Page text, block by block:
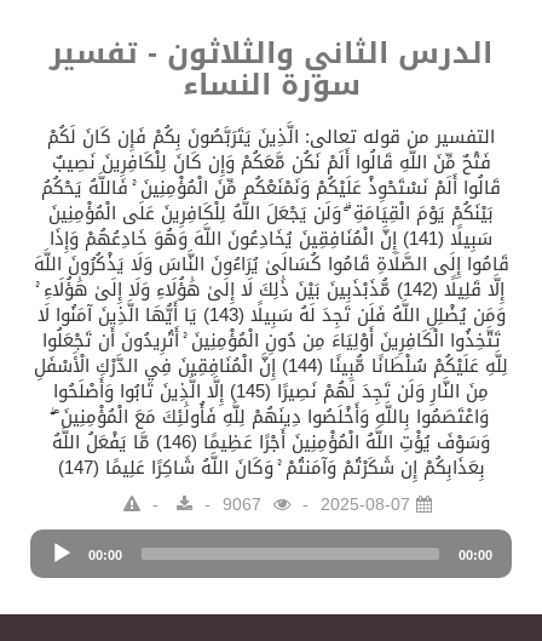
الدرس الثاني والثلاثون - تفسير
سورة النساء
التفسير من قوله تعالى: الَّذِينَ يَتَرَبَّصُونَ بِكُمْ فَإِن كَانَ لَكُمْ
فَتْحٌ مِّنَ اللَّهِ قَالُوا أَلَمْ نَكُن مَّعَكُمْ وَإِن كَانَ لِلْكَافِرِينَ نَصِيبٌ
قَالُوا أَلَمْ نَسْتَحْوِذْ عَلَيْكُمْ وَنَمْنَعْكُم مِّنَ الْمُؤْمِنِينَ ۚ فَاللَّهُ يَحْكُمُ
بَيْنَكُمْ يَوْمَ الْقِيَامَةِ ۗ وَلَن يَجْعَلَ اللَّهُ لِلْكَافِرِينَ عَلَى الْمُؤْمِنِينَ
سَبِيلًا (141) إِنَّ الْمُنَافِقِينَ يُخَادِعُونَ اللَّهَ وَهُوَ خَادِعُهُمْ وَإِذَا
قَامُوا إِلَى الصَّلَاةِ قَامُوا كُسَالَىٰ يُرَاءُونَ النَّاسَ وَلَا يَذْكُرُونَ اللَّهَ
إِلَّا قَلِيلًا (142) مُّذَبْذَبِينَ بَيْنَ ذَٰلِكَ لَا إِلَىٰ هَٰؤُلَاءِ وَلَا إِلَىٰ هَٰؤُلَاءِ ۚ
وَمَن يُضْلِلِ اللَّهُ فَلَن تَجِدَ لَهُ سَبِيلًا (143) يَا أَيُّهَا الَّذِينَ آمَنُوا لَا
تَتَّخِذُوا الْكَافِرِينَ أَوْلِيَاءَ مِن دُونِ الْمُؤْمِنِينَ ۚ أَتُرِيدُونَ أَن تَجْعَلُوا
لِلَّهِ عَلَيْكُمْ سُلْطَانًا مُّبِينًا (144) إِنَّ الْمُنَافِقِينَ فِي الدَّرْكِ الْأَسْفَلِ
مِنَ النَّارِ وَلَن تَجِدَ لَهُمْ نَصِيرًا (145) إِلَّا الَّذِينَ تَابُوا وَأَصْلَحُوا
وَاعْتَصَمُوا بِاللَّهِ وَأَخْلَصُوا دِينَهُمْ لِلَّهِ فَأُولَٰئِكَ مَعَ الْمُؤْمِنِينَ ۖ
وَسَوْفَ يُؤْتِ اللَّهُ الْمُؤْمِنِينَ أَجْرًا عَظِيمًا (146) مَّا يَفْعَلُ اللَّهُ
بِعَذَابِكُمْ إِن شَكَرْتُمْ وَآمَنتُمْ ۚ وَكَانَ اللَّهُ شَاكِرًا عَلِيمًا (147)
2025-08-07
Audio
Player
00:00 00:00